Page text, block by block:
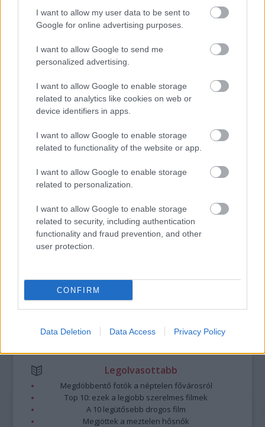
I want to allow my user data to be sent to
Google for online advertising purposes.
I want to allow Google to send me
personalized advertising.
I want to allow Google to enable storage
related to analytics like cookies on web or
device identifiers in apps.
I want to allow Google to enable storage
related to functionality of the website or app.
I want to allow Google to enable storage
related to personalization.
I want to allow Google to enable storage
related to security, including authentication
functionality and fraud prevention, and other
user protection.
CONFIRM
Data Deletion Data Access Privacy Policy
„AZ EMBERT EMBERRÉ TETTE…” – VASÁRNAP
ZÁRT A DOMBOS FEST
„NEM TÖBB EZER EMBERRE UTAZUNK, HANEM
EGY VÁLOGATOTT TÁRSASÁGRA”
A bejegyzés trackback címe:
https://kulturpart.hu/api/trackback/id/7857542
Kommentek:
vonatkozó jogszabályokértelmében felhasználói tartalomnak
minősülnek, értük a
szolgáltatás technikai
nem vállal, azokat nem ellenőrzi. Kifogás esetén forduljon a blog szerkesztőjéhez.
Legolvasottabb
Megdöbbentő fotók a néptelen fővárosról
Top 10: ezek a legjobb szerelmes filmek
A 10 legütősebb drogos film
Megjöttek a meztelen hősnők